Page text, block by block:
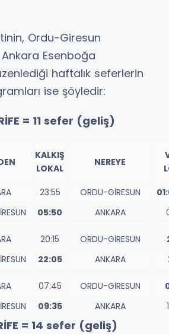
Ordu-Giresun
Esenboğa
haftalık seferlerin
ise şöyledir:
= 11 sefer (geliş)
KALKIŞ
LOKAL
NEREYE
23:55 ORDU-GİRESUN
05:50 ANKARA
20:15 ORDU-GİRESUN
22:05 ANKARA
07:45 ORDU-GİRESUN
09:35 ANKARA
= 14 sefer (geliş)